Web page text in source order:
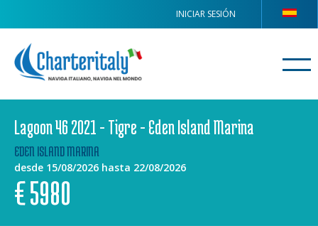
INICIAR SESIÓN
Lagoon 46 2021 - Tigre - Eden Island Marina
EDEN ISLAND MARINA
desde 15/08/2026 hasta 22/08/2026
€5980